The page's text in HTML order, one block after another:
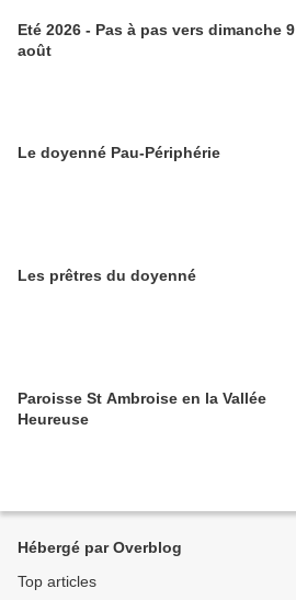
Eté 2026 - Pas à pas vers dimanche 9
août
Le doyenné Pau-Périphérie
Les prêtres du doyenné
Paroisse St Ambroise en la Vallée
Heureuse
Hébergé par Overblog
Top articles